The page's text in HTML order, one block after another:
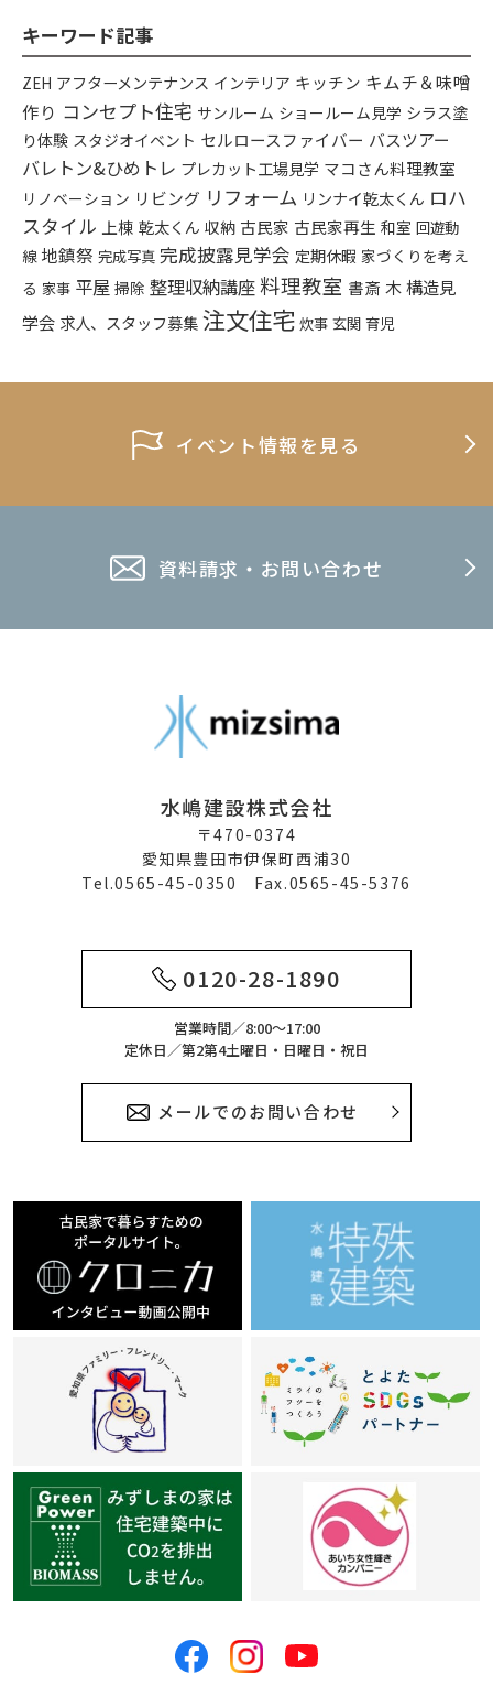
キーワード記事
ZEH アフターメンテナンス インテリア キッチン キムチ＆味噌
作り コンセプト住宅 サンルーム ショールーム見学 シラス塗
り体験 スタジオイベント セルロースファイバー バスツアー
バレトン&ひめトレ プレカット工場見学 マコさん料理教室
リノベーション リビング リフォーム リンナイ乾太くん ロハ
スタイル 上棟 乾太くん 収納 古民家 古民家再生 和室 回遊動
線 地鎮祭 完成写真 完成披露見学会 定期休暇 家づくりを考え
る 家事 平屋 掃除 整理収納講座料理教室 書斎 木構造見
学会 求人、スタッフ募集注文住宅 炊事 玄関 育児
イベント情報を見る
資料請求・お問い合わせ
水嶋建設株式会社
〒470-0374
愛知県豊田市伊保町西浦30
Tel.0565-45-0350 Fax.0565-45-5376
0120-28-1890
営業時間／8:00～17:00
定休日／第2第4土曜日・日曜日・祝日
メールでのお問い合わせ